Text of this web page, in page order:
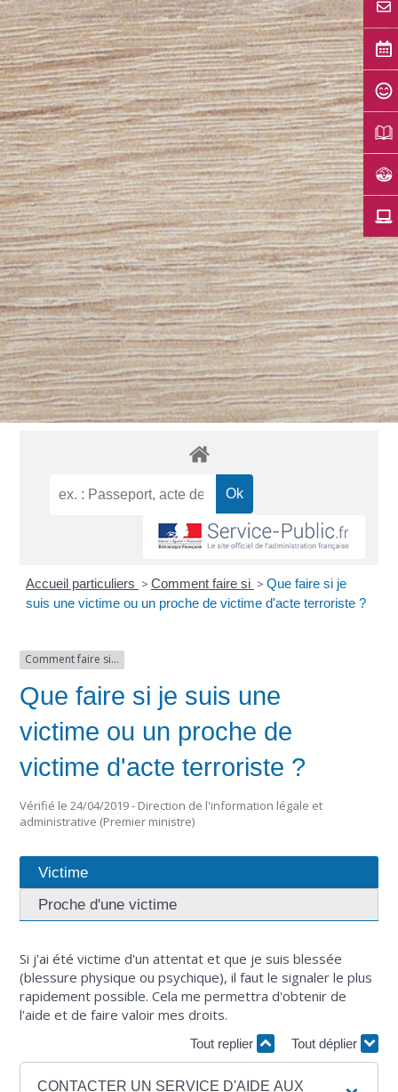
Accueil particuliers > Comment faire si > Que faire si je
suis une victime ou un proche de victime d'acte terroriste ?
Comment faire si...
Que faire si je suis une
victime ou un proche de
victime d'acte terroriste ?
Vérifié le 24/04/2019 - Direction de l'information légale et
administrative (Premier ministre)
Victime
Proche d'une victime
Si j'ai été victime d'un attentat et que je suis blessée
(blessure physique ou psychique), il faut le signaler le plus
rapidement possible. Cela me permettra d'obtenir de
l'aide et de faire valoir mes droits.
Tout replier Tout déplier
CONTACTER UN SERVICE D'AIDE AUX